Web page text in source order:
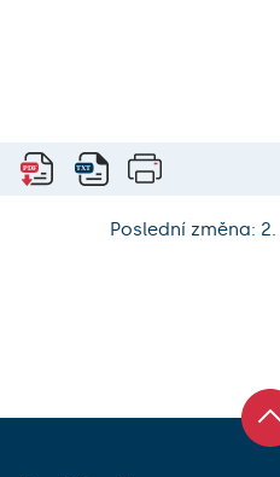
Poslední změna: